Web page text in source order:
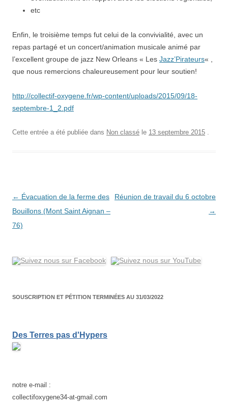
etc
Enfin, le troisième temps fut celui de la convivialité, avec un
repas partagé et un concert/animation musicale animé par
l’excellent groupe de jazz New Orleans « Les Jazz’Pirateurs« ,
que nous remercions chaleureusement pour leur soutien!
http://collectif-oxygene.fr/wp-content/uploads/2015/09/18-
septembre-1_2.pdf
Cette entrée a été publiée dans Non classé le 13 septembre 2015 .
Navigation
des
articles
← Évacuation de la ferme des
Bouillons (Mont Saint Aignan –
76)
Réunion de travail du 6 octobre
→
SOUSCRIPTION ET PÉTITION TERMINÉES AU 31/03/2022
Des Terres pas d'Hypers
notre e-mail :
collectifoxygene34-at-gmail.com